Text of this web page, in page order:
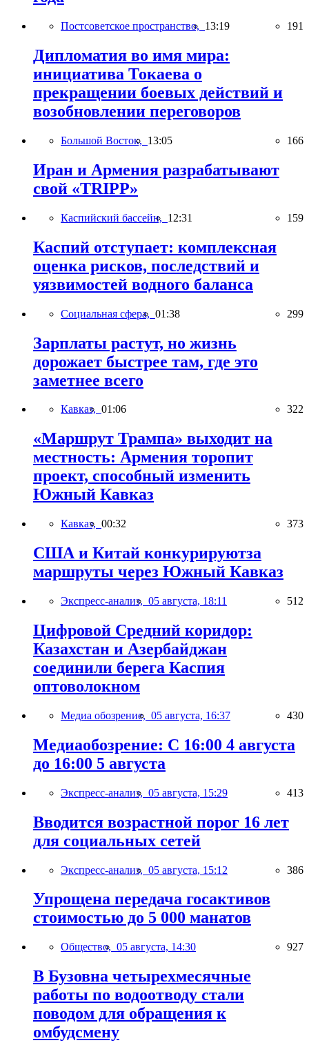
Постсоветское пространство, 13:19 191
Дипломатия во имя мира:
инициатива Токаева о
прекращении боевых действий и
возобновлении переговоров
Большой Восток, 13:05 166
Иран и Армения разрабатывают
свой «TRIPP»
Каспийский бассейн, 12:31 159
Каспий отступает: комплексная
оценка рисков, последствий и
уязвимостей водного баланса
Социальная сфера, 01:38 299
Зарплаты растут, но жизнь
дорожает быстрее там, где это
заметнее всего
Кавказ, 01:06 322
«Маршрут Трампа» выходит на
местность: Армения торопит
проект, способный изменить
Южный Кавказ
Кавказ, 00:32 373
США и Китай конкурируютза
маршруты через Южный Кавказ
Экспресс-анализ, 05 августа, 18:11 512
Цифровой Средний коридор:
Казахстан и Азербайджан
соединили берега Каспия
оптоволокном
Медиа обозрение, 05 августа, 16:37 430
Медиаобозрение: С 16:00 4 августа
до 16:00 5 августа
Экспресс-анализ, 05 августа, 15:29 413
Вводится возрастной порог 16 лет
для социальных сетей
Экспресс-анализ, 05 августа, 15:12 386
Упрощена передача госактивов
стоимостью до 5 000 манатов
Общество, 05 августа, 14:30 927
В Бузовна четырехмесячные
работы по водоотводу стали
поводом для обращения к
омбудсмену